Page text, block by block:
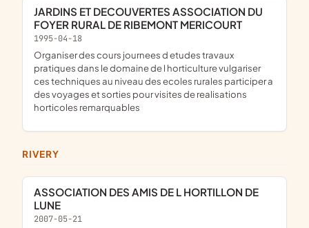
JARDINS ET DECOUVERTES ASSOCIATION DU
FOYER RURAL DE RIBEMONT MERICOURT
1995-04-18
Organiser des cours journees d etudes travaux
pratiques dans le domaine de l horticulture vulgariser
ces techniques au niveau des ecoles rurales participer a
des voyages et sorties pour visites de realisations
horticoles remarquables
RIVERY
ASSOCIATION DES AMIS DE L HORTILLON DE
LUNE
2007-05-21